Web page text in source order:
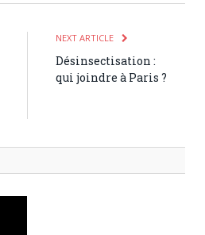
NEXT ARTICLE
Désinsectisation :
qui joindre à Paris ?